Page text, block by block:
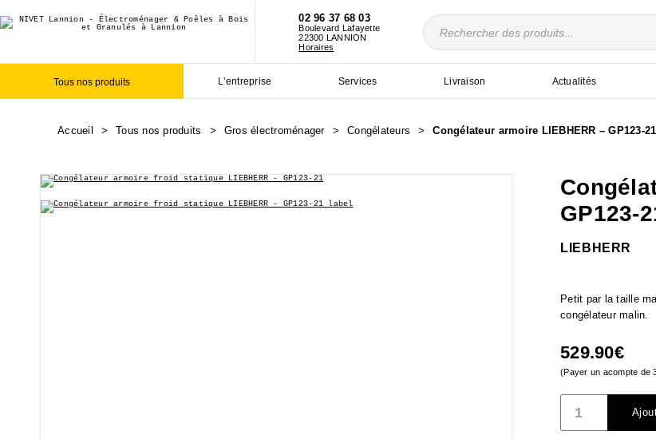
02 96 37 68 03
Boulevard Lafayette
22300 LANNION
Horaires
Recherche
de
produits
Tous nos produits L’entreprise Services Livraison Actualités
Accueil > Tous nos produits > Gros électroménager > Congélateurs > Congélateur armoire LIEBHERR – GP123-21
GP123-
LIEBHERR
Petit par la taille
congélateur malin.
529.90€
(Payer un acompte de
Congélateur